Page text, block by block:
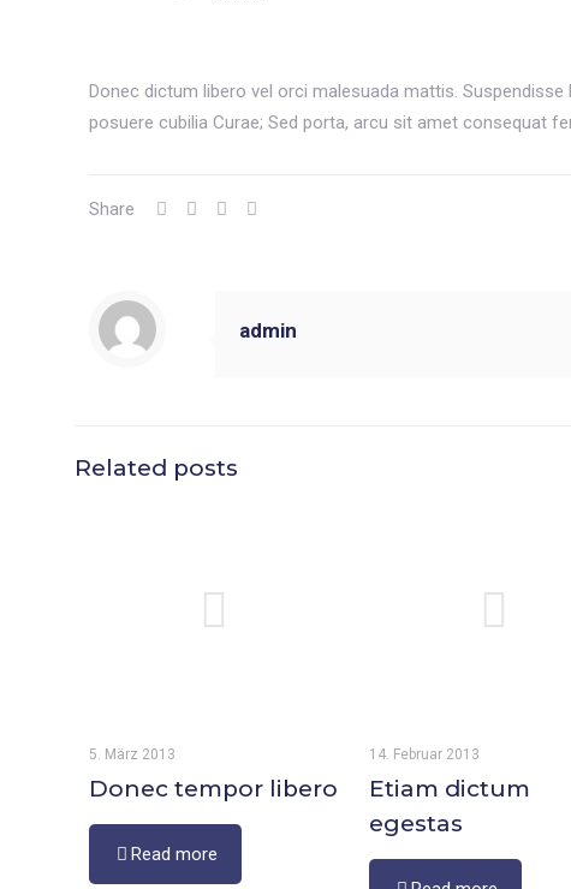
Donec dictum libero vel orci malesuada mattis.
posuere cubilia Curae; Sed porta, arcu sit amet consequat
Share
admin
Related posts
5. März 2013
Donec tempor libero
Read more
14. Februar 2013
Etiam dictum
egestas